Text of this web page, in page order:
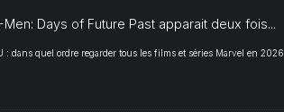
Days of Future Past apparait deux fois...
: dans quel ordre regarder tous les films et séries Marvel en 2026